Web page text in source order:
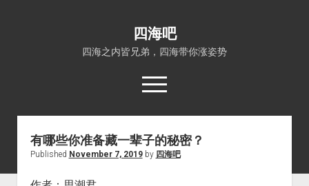
四海吧
四海之内皆兄弟，四海带你涨姿势
open
menu
首页
四海知识
有哪些你准备藏一辈子的秘密？
Published November 7, 2019by 四海吧